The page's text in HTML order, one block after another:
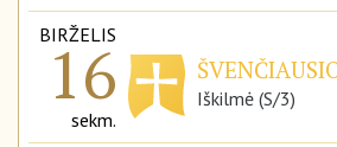
BIRŽELIS
16
sekm.
Iškilmė (S/3)